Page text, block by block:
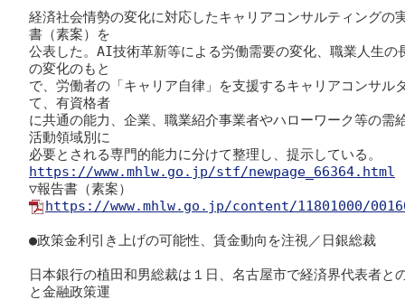
経済社会情勢の変化に対応したキャリアコンサルティングの
書（素案）を
公表した。AI技術革新等による労働需要の変化、職業人生の
の変化のもと
で、労働者の「キャリア自律」を支援するキャリアコンサル
て、有資格者
に共通の能力、企業、職業紹介事業者やハローワーク等の需
活動領域別に
https://www.mhlw.go.jp/stf/newpage_66364.html
https://www.mhlw.go.jp/content/11801000/
●政策金利引き上げの可能性、賃金動向を注視／日銀総裁
日本銀行の植田和男総裁は１日、名古屋市で経済界代表者と
と金融政策運